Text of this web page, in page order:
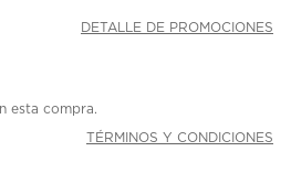
DETALLE DE PROMOCIONES
esta compra.
TÉRMINOS Y CONDICIONES